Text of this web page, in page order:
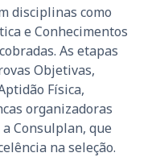
disciplinas como
e Conhecimentos
As etapas
Objetivas,
Física,
organizadoras
Consulplan, que
na seleção.